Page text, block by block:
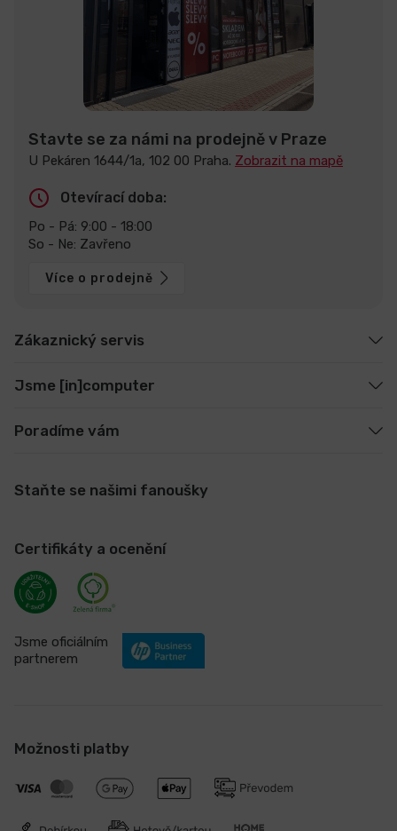
Stavte se za námi na prodejně v Praze
U Pekáren 1644/1a, 102 00 Praha. Zobrazit na mapě
Otevírací doba:
Po - Pá: 9:00 - 18:00
So - Ne: Zavřeno
Více o prodejně
Zákaznický servis
Jsme [in]computer
Poradíme vám
Staňte se našimi fanoušky
Certifikáty a ocenění
Jsme oficiálním
partnerem
Možnosti platby